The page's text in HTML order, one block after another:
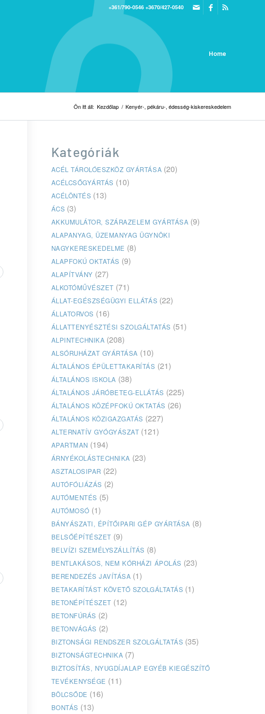
+361/790-0546 +3670/427-0540
Home
Ön itt áll: Kezdőlap / Kenyér-, pékáru-, édesség-kiskereskedelem
Kategóriák
ACÉL TÁROLÓESZKÖZ GYÁRTÁSA (20)
ACÉLCSŐGYÁRTÁS (10)
ACÉLÖNTÉS (13)
ÁCS (3)
AKKUMULÁTOR, SZÁRAZELEM GYÁRTÁSA (9)
ALAPANYAG, ÜZEMANYAG ÜGYNÖKI
NAGYKERESKEDELME (8)
ALAPFOKÚ OKTATÁS (9)
ALAPÍTVÁNY (27)
ALKOTÓMŰVÉSZET (71)
ÁLLAT-EGÉSZSÉGÜGYI ELLÁTÁS (22)
ÁLLATORVOS (16)
ÁLLATTENYÉSZTÉSI SZOLGÁLTATÁS (51)
ALPINTECHNIKA (208)
ALSÓRUHÁZAT GYÁRTÁSA (10)
ÁLTALÁNOS ÉPÜLETTAKARÍTÁS (21)
ÁLTALÁNOS ISKOLA (38)
ÁLTALÁNOS JÁRÓBETEG-ELLÁTÁS (225)
ÁLTALÁNOS KÖZÉPFOKÚ OKTATÁS (26)
ÁLTALÁNOS KÖZIGAZGATÁS (227)
ALTERNATÍV GYÓGYÁSZAT (121)
APARTMAN (194)
ÁRNYÉKOLÁSTECHNIKA (23)
ASZTALOSIPAR (22)
AUTÓFÓLIÁZÁS (2)
AUTÓMENTÉS (5)
AUTÓMOSÓ (1)
BÁNYÁSZATI, ÉPÍTŐIPARI GÉP GYÁRTÁSA (8)
BELSŐÉPÍTÉSZET (9)
BELVÍZI SZEMÉLYSZÁLLÍTÁS (8)
BENTLAKÁSOS, NEM KÓRHÁZI ÁPOLÁS (23)
BERENDEZÉS JAVÍTÁSA (1)
BETAKARÍTÁST KÖVETŐ SZOLGÁLTATÁS (1)
BETONÉPÍTÉSZET (12)
BETONFÚRÁS (2)
BETONVÁGÁS (2)
BIZTONSÁGI RENDSZER SZOLGÁLTATÁS (35)
BIZTONSÁGTECHNIKA (7)
BIZTOSÍTÁS, NYUGDÍJALAP EGYÉB KIEGÉSZÍTŐ
TEVÉKENYSÉGE (11)
BÖLCSŐDE (16)
BONTÁS (13)